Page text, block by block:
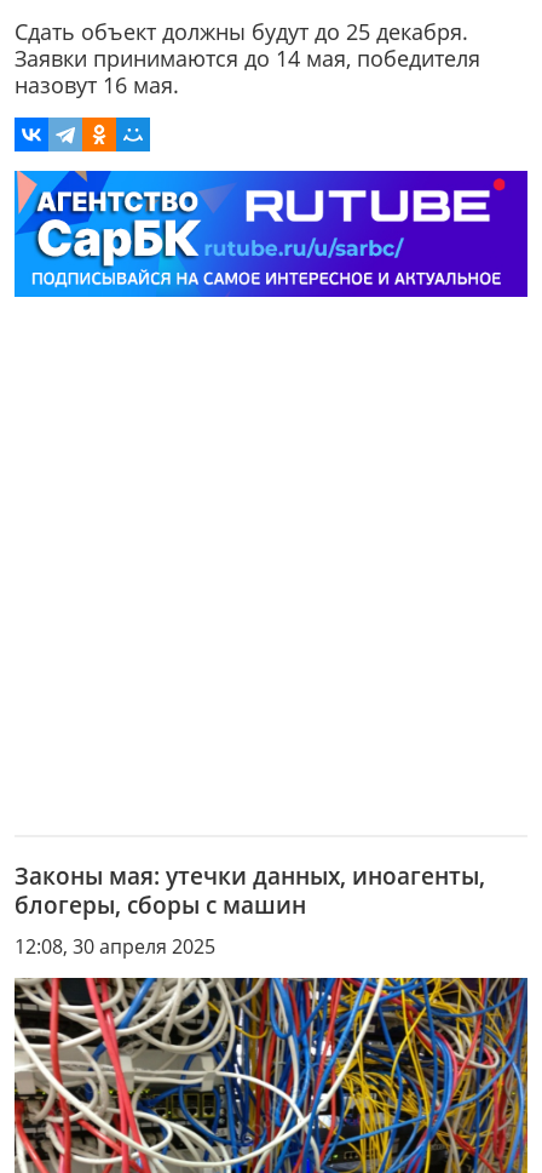
Сдать объект должны будут до 25 декабря.
Заявки принимаются до 14 мая, победителя
назовут 16 мая.
Законы мая: утечки данных, иноагенты,
блогеры, сборы с машин
12:08, 30 апреля 2025